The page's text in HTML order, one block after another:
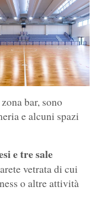
bar, sono
e alcuni spazi
e tre sale
vetrata di cui
o altre attività